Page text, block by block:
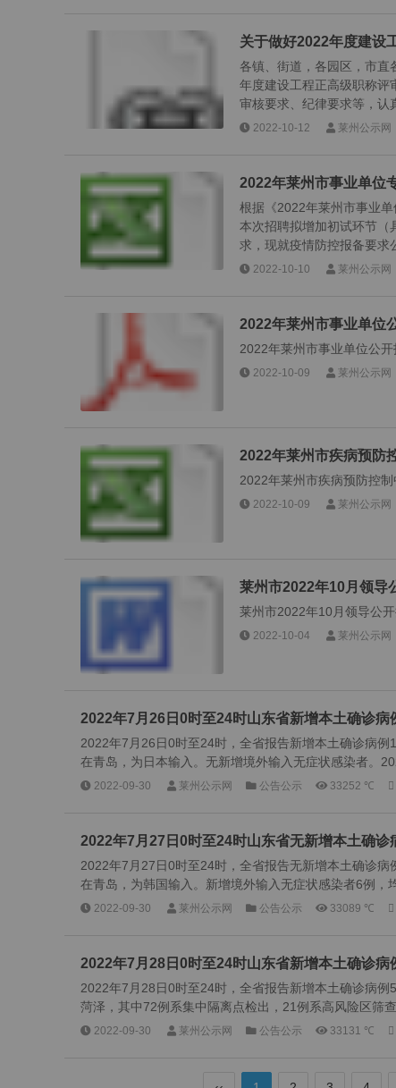
关于做好2022年度建设
各镇、街道，各园区，市
年度建设工程正高级职称评
审核要求、纪律要求等，认
2022-10-12 莱州公示网
2022年莱州市事业单位
根据《2022年莱州市事业
本次招聘拟增加初试环节（
求，现就疫情防控报备要求
2022-10-10 莱州公示网
2022年莱州市事业单位
2022年莱州市事业单位公
2022-10-09 莱州公示网
2022年莱州市疾病预防
2022年莱州市疾病预防控
2022-10-09 莱州公示网
莱州市2022年10月领导
莱州市2022年10月领导公开
2022-10-04 莱州公示网
2022年7月26日0时至24时山东省新增本土确诊病
2022年7月26日0时至24时，全省报告新增本土确诊病
在青岛，为日本输入。无新增境外输入无症状感染者。
2022-09-30 莱州公示网 公告公示 33252 ℃
2022年7月27日0时至24时山东省无新增本土确诊
2022年7月27日0时至24时，全省报告无新增本土确诊
在青岛，为韩国输入。新增境外输入无症状感染者6例，
2022-09-30 莱州公示网 公告公示 33089 ℃
2022年7月28日0时至24时山东省新增本土确诊病
2022年7月28日0时至24时，全省报告新增本土确诊病
菏泽，其中72例系集中隔离点检出，21例系高风险区筛
2022-09-30 莱州公示网 公告公示 33131 ℃